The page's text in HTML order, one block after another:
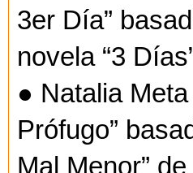
3er Día”
novela “3
● Natalia Meta
Prófugo”
Mal Menor”